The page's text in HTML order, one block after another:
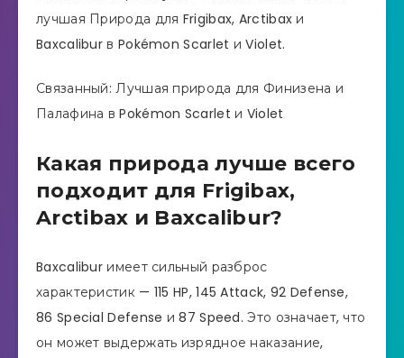
лучшая Природа для Frigibax, Arctibax и
Baxcalibur в Pokémon Scarlet и Violet.
Связанный: Лучшая природа для Финизена и
Палафина в Pokémon Scarlet и Violet
Какая природа лучше всего
подходит для Frigibax,
Arctibax и Baxcalibur?
Baxcalibur имеет сильный разброс
характеристик — 115 HP, 145 Attack, 92 Defense,
86 Special Defense и 87 Speed. Это означает, что
он может выдержать изрядное наказание,